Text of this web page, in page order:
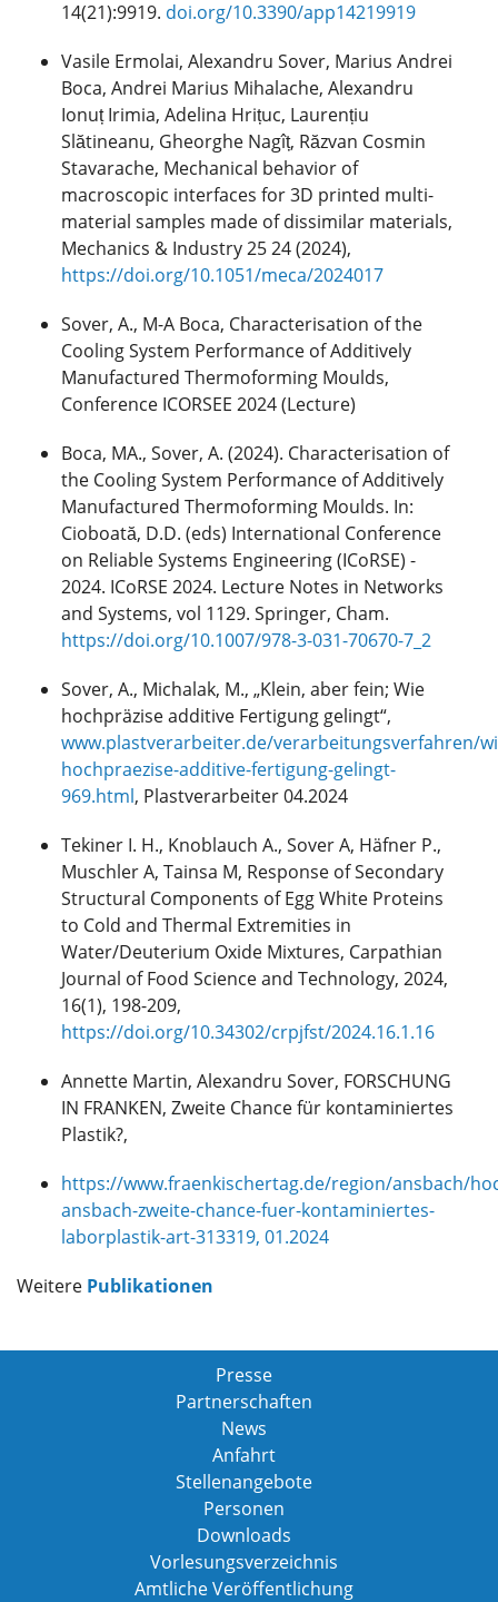
14(21):9919. doi.org/10.3390/app14219919
Vasile Ermolai, Alexandru Sover, Marius Andrei
Boca, Andrei Marius Mihalache, Alexandru
Ionuț Irimia, Adelina Hrițuc, Laurențiu
Slătineanu, Gheorghe Nagîț, Răzvan Cosmin
Stavarache, Mechanical behavior of
macroscopic interfaces for 3D printed multi-
material samples made of dissimilar materials,
Mechanics & Industry 25 24 (2024),
https://doi.org/10.1051/meca/2024017
Sover, A., M-A Boca, Characterisation of the
Cooling System Performance of Additively
Manufactured Thermoforming Moulds,
Conference ICORSEE 2024 (Lecture)
Boca, MA., Sover, A. (2024). Characterisation of
the Cooling System Performance of Additively
Manufactured Thermoforming Moulds. In:
Cioboată, D.D. (eds) International Conference
on Reliable Systems Engineering (ICoRSE) -
2024. ICoRSE 2024. Lecture Notes in Networks
and Systems, vol 1129. Springer, Cham.
https://doi.org/10.1007/978-3-031-70670-7_2
Sover, A., Michalak, M., „Klein, aber fein; Wie
hochpräzise additive Fertigung gelingt“,
www.plastverarbeiter.de/verarbeitungsverfahren/
hochpraezise-additive-fertigung-gelingt-
969.html, Plastverarbeiter 04.2024
Tekiner I. H., Knoblauch A., Sover A, Häfner P.,
Muschler A, Tainsa M, Response of Secondary
Structural Components of Egg White Proteins
to Cold and Thermal Extremities in
Water/Deuterium Oxide Mixtures, Carpathian
Journal of Food Science and Technology, 2024,
16(1), 198-209,
https://doi.org/10.34302/crpjfst/2024.16.1.16
Annette Martin, Alexandru Sover, FORSCHUNG
IN FRANKEN, Zweite Chance für kontaminiertes
Plastik?,
https://www.fraenkischertag.de/region/ansbach/
ansbach-zweite-chance-fuer-kontaminiertes-
laborplastik-art-313319, 01.2024
Weitere Publikationen
Presse
Partnerschaften
News
Anfahrt
Stellenangebote
Personen
Downloads
Vorlesungsverzeichnis
Amtliche Veröffentlichung